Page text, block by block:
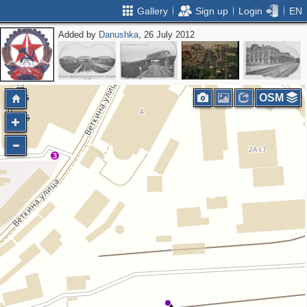
Gallery Sign up Login EN
Added by Danushka, 26 July 2012
3
OSM